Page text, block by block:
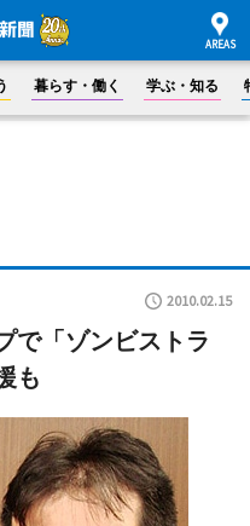
暮らす・働く 学ぶ・知る
2010.02.15
で「ゾンビストラ
も